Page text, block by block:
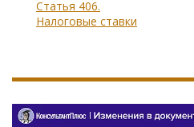
Статья 406.
Налоговые ставки